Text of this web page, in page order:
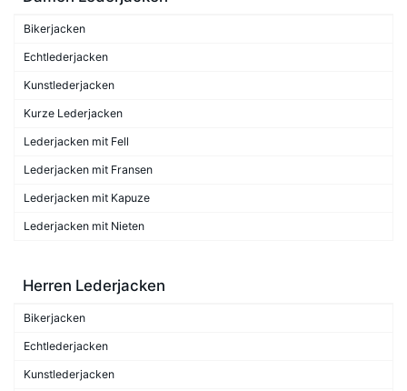
Bikerjacken
Echtlederjacken
Kunstlederjacken
Kurze Lederjacken
Lederjacken mit Fell
Lederjacken mit Fransen
Lederjacken mit Kapuze
Lederjacken mit Nieten
Herren Lederjacken
Bikerjacken
Echtlederjacken
Kunstlederjacken